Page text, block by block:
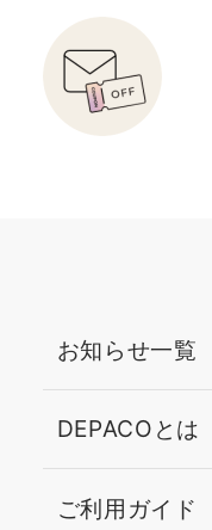
お知らせ一覧
DEPACOとは
ご利用ガイド